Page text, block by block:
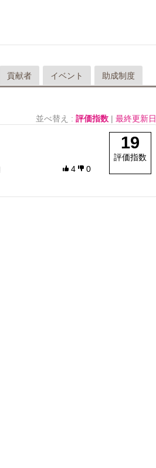
貢献者 イベント 助成制度
並べ替え : 評価指数 | 最終更新日
4 0
19
評価指数